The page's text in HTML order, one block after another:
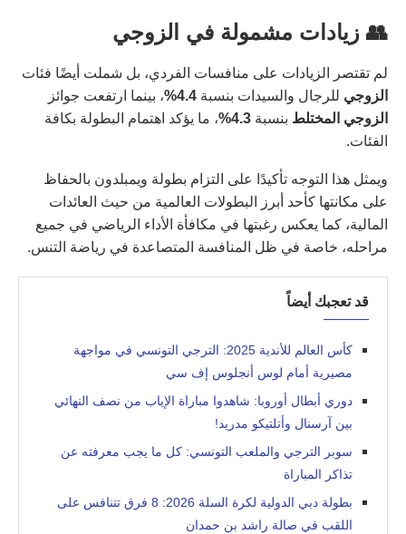
👥 زيادات مشمولة في الزوجي
لم تقتصر الزيادات على منافسات الفردي، بل شملت أيضًا فئات
الزوجي للرجال والسيدات بنسبة 4.4%
، بينما ارتفعت جوائز
الزوجي المختلط بنسبة 4.3%
، ما يؤكد اهتمام البطولة بكافة
الفئات.
ويمثل هذا التوجه تأكيدًا على التزام بطولة ويمبلدون بالحفاظ
على مكانتها كأحد أبرز البطولات العالمية من حيث العائدات
المالية، كما يعكس رغبتها في مكافأة الأداء الرياضي في جميع
مراحله، خاصة في ظل المنافسة المتصاعدة في رياضة التنس.
قد تعجبك أيضاً
كأس العالم للأندية 2025: الترجي التونسي في مواجهة
مصيرية أمام لوس أنجلوس إف سي
دوري أبطال أوروبا: شاهدوا مباراة الإياب من نصف النهائي
بين آرسنال وأتلتيكو مدريد!
سوبر الترجي والملعب التونسي: كل ما يجب معرفته عن
تذاكر المباراة
بطولة دبي الدولية لكرة السلة 2026: 8 فرق تتنافس على
اللقب في صالة راشد بن حمدان